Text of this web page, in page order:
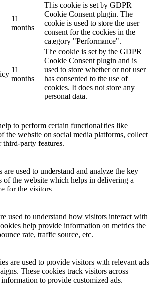
11
months
This cookie is set by GDPR
Cookie Consent plugin. The
cookie is used to store the user
consent for the cookies in the
category "Performance".
11
months
The cookie is set by the GDPR
Cookie Consent plugin and is
used to store whether or not user
has consented to the use of
cookies. It does not store any
personal data.
to perform certain functionalities like
the website on social media platforms, collect
third-party features.
are used to understand and analyze the key
of the website which helps in delivering a
for the visitors.
used to understand how visitors interact with
help provide information on metrics the
rate, traffic source, etc.
are used to provide visitors with relevant ads
These cookies track visitors across
to provide customized ads.